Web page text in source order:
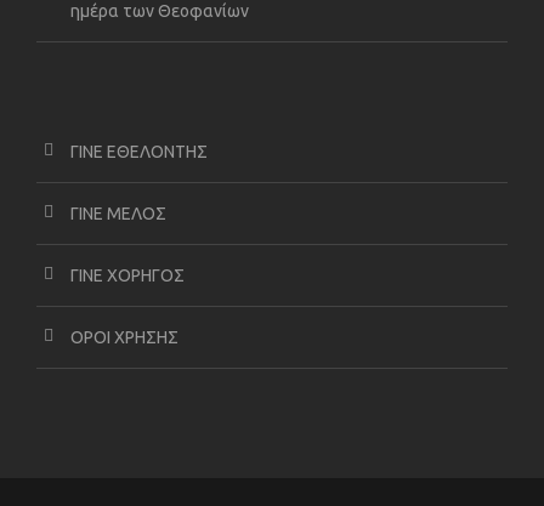
ημέρα των Θεοφανίων
ΓΙΝΕ ΕΘΕΛΟΝΤΗΣ
ΓΙΝΕ ΜΕΛΟΣ
ΓΙΝΕ ΧΟΡΗΓΟΣ
ΟΡΟΙ ΧΡΗΣΗΣ